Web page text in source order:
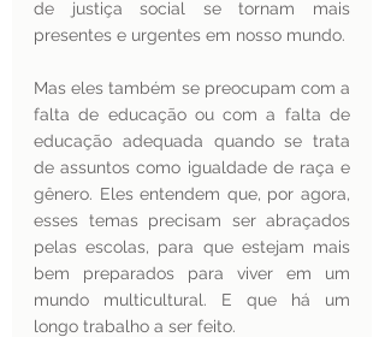
de justiça social se tornam mais
presentes e urgentes em nosso mundo.
Mas eles também se preocupam com a
falta de educação ou com a falta de
educação adequada quando se trata
de assuntos como igualdade de raça e
gênero. Eles entendem que, por agora,
esses temas precisam ser abraçados
pelas escolas, para que estejam mais
bem preparados para viver em um
mundo multicultural. E que há um
longo trabalho a ser feito.